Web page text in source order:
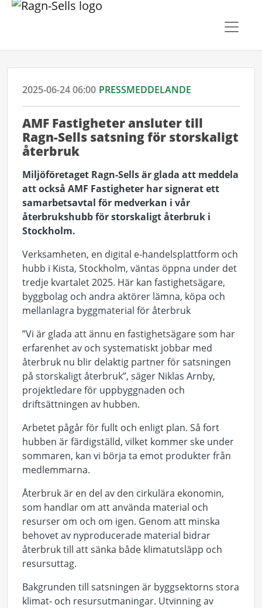
2025-06-24 06:00 PRESSMEDDELANDE
AMF Fastigheter ansluter till
Ragn-Sells satsning för storskaligt
återbruk
Miljöföretaget Ragn-Sells är glada att meddela
att också AMF Fastigheter har signerat ett
samarbetsavtal för medverkan i vår
återbrukshubb för storskaligt återbruk i
Stockholm.
Verksamheten, en digital e-handelsplattform och
hubb i Kista, Stockholm, väntas öppna under det
tredje kvartalet 2025. Här kan fastighetsägare,
byggbolag och andra aktörer lämna, köpa och
mellanlagra byggmaterial för återbruk
”Vi är glada att ännu en fastighetsägare som har
erfarenhet av och systematiskt jobbar med
återbruk nu blir delaktig partner för satsningen
på storskaligt återbruk”, säger Niklas Arnby,
projektledare för uppbyggnaden och
driftsättningen av hubben.
Arbetet pågår för fullt och enligt plan. Så fort
hubben är färdigställd, vilket kommer ske under
sommaren, kan vi börja ta emot produkter från
medlemmarna.
Återbruk är en del av den cirkulära ekonomin,
som handlar om att använda material och
resurser om och om igen. Genom att minska
behovet av nyproducerade material bidrar
återbruk till att sänka både klimatutsläpp och
resursuttag.
Bakgrunden till satsningen är byggsektorns stora
klimat- och resursutmaningar. Utvinning av